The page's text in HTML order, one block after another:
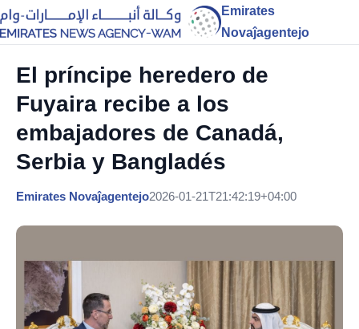
Emirates
Novaĵagentejo
El príncipe heredero de
Fuyaira recibe a los
embajadores de Canadá,
Serbia y Bangladés
Emirates Novaĵagentejo2026-01-21T21:42:19+04:00